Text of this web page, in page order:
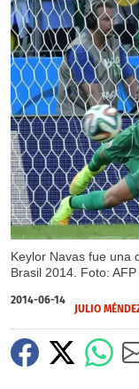
Keylor Navas fue una
Brasil 2014. Foto: AFP
2014-06-14
JULIO